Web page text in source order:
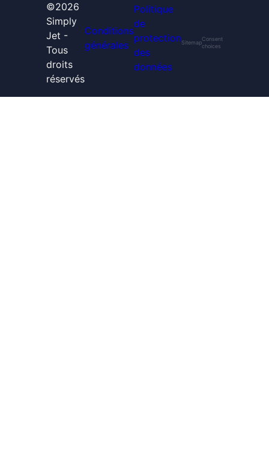
©2026
Simply
Jet -
Tous
droits
réservés
Conditions
générales
Politique
de
protection
des
données
Sitemap
Consent
choices